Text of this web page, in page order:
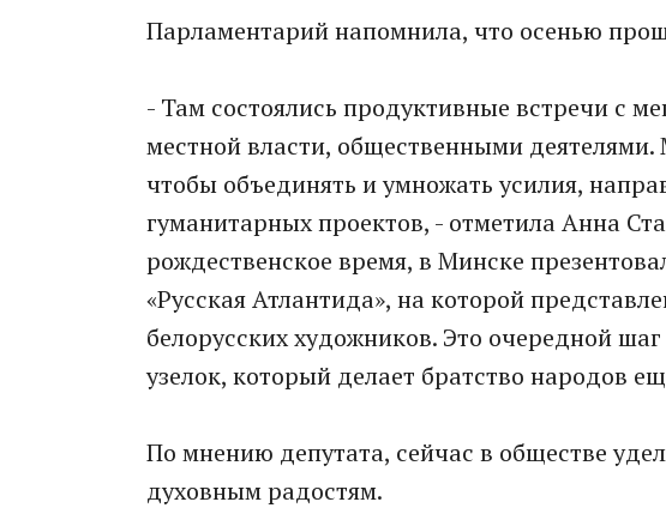
Парламентарий напомнила, что осенью
- Там состоялись продуктивные встречи с
местной власти, общественными
чтобы объединять и умножать усилия,
гуманитарных проектов, - отметила Анна
рождественское время, в Минске
«Русская Атлантида», на которой
белорусских художников. Это очередной
узелок, который делает братство народов
По мнению депутата, сейчас в обществе
духовным радостям.